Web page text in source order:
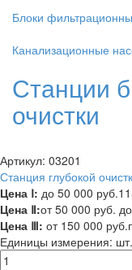
Блоки
Канализационные
Станции
очистки
Артикул: 03201
Станция глубокой
Цена Ⅰ: до 50 000 руб.
Цена Ⅱ:от 50 000 руб.
Цена Ⅲ: от 150 000 руб.
Единицы измерения: шт.